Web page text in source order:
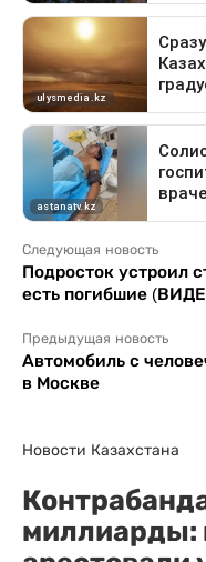
Следующая новость
Подросток устроил
есть погибшие
Предыдущая новость
Автомобиль с
в Москве
Новости Казахстана
миллиарды: